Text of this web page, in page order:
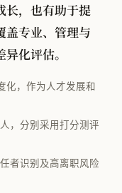
长，也有助于提
盖专业、管理与
化评估。
化，作为人才发展和
，分别采用打分测评
者识别及高离职风险